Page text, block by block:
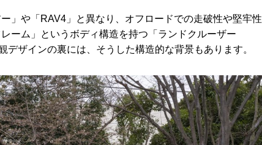
」や「RAV4」と異なり、オフロードでの走破性や堅牢性
ーム」というボディ構造を持つ「ランドクルーザー
デザインの裏には、そうした構造的な背景もあります。